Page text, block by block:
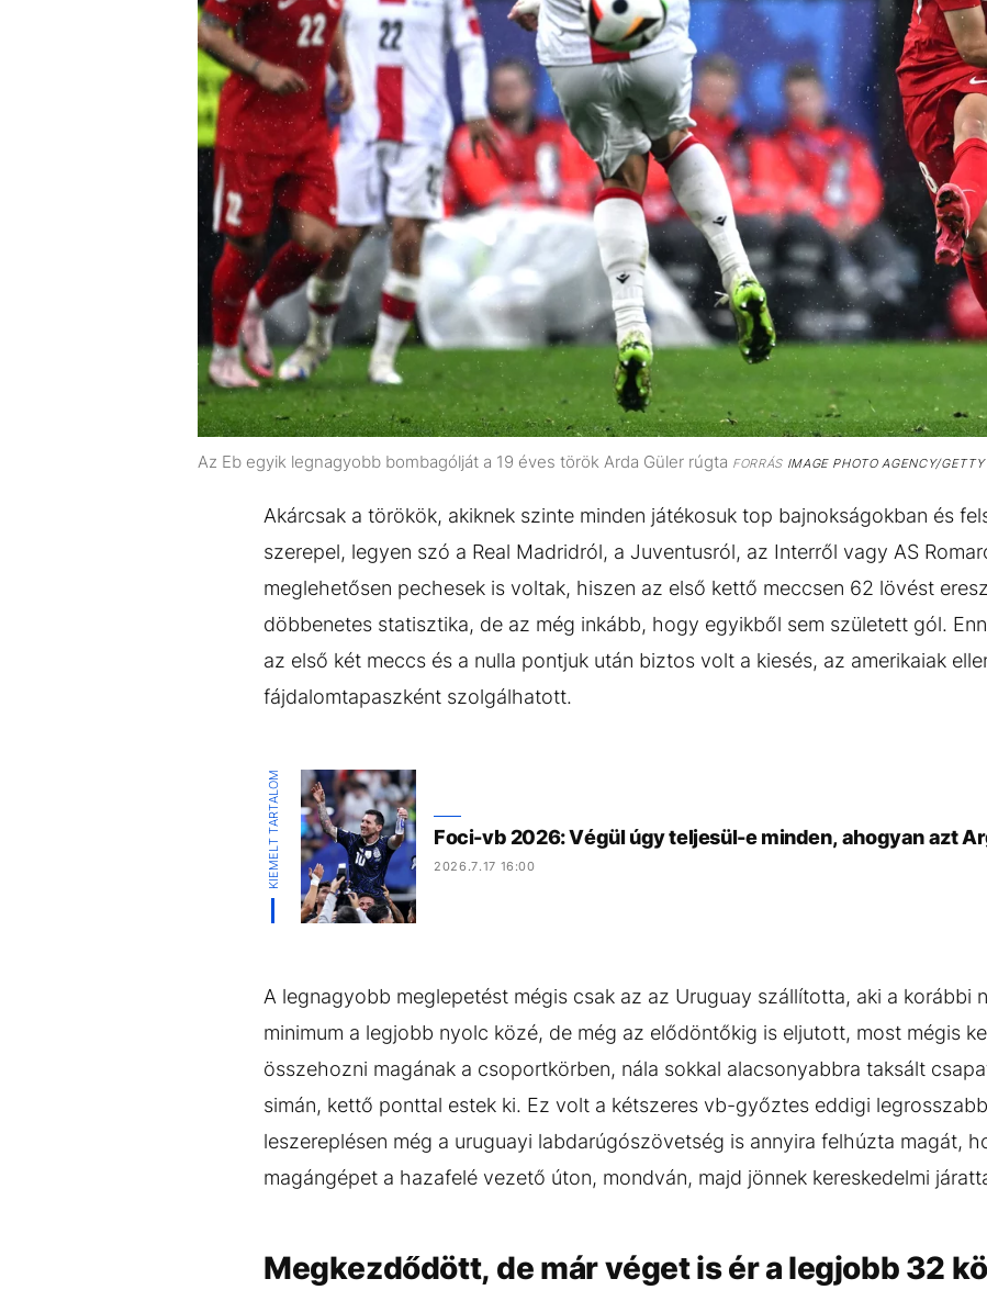
Az Eb egyik legnagyobb bombagólját a 19 éves török Arda Güler rúgta FORRÁSIMAGE PHOTO AGENCY/GETTY
Akárcsak a törökök, akiknek szinte minden játékosuk top bajnokságokban és
szerepel, legyen szó a Real Madridról, a Juventusról, az Interről vagy AS
meglehetősen pechesek is voltak, hiszen az első kettő meccsen 62 lövést
döbbenetes statisztika, de az még inkább, hogy egyikből sem született gól.
az első két meccs és a nulla pontjuk után biztos volt a kiesés, az amerikaiak
fájdalomtapaszként szolgálhatott.
KIEMELT TARTALOM Foci-vb 2026: Végül úgy teljesül-e minden, ahogyan azt
2026.7.17 16:00
A legnagyobb meglepetést mégis csak az az Uruguay szállította, aki a korábbi
minimum a legjobb nyolc közé, de még az elődöntőkig is eljutott, most mégis
összehozni magának a csoportkörben, nála sokkal alacsonyabbra taksált
simán, kettő ponttal estek ki. Ez volt a kétszeres vb-győztes eddigi
leszereplésen még a uruguayi labdarúgószövetség is annyira felhúzta magát,
magángépet a hazafelé vezető úton, mondván, majd jönnek kereskedelmi
Megkezdődött, de már véget is ér a legjobb 32